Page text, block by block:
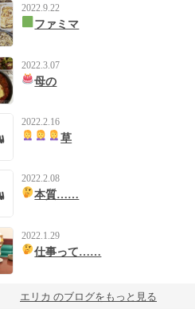
2022.9.22
ファミマ
2022.3.07
母の
2022.2.16
草
2022.2.08
本質……
2022.1.29
仕事って……
エリカ のブログをもっと見る